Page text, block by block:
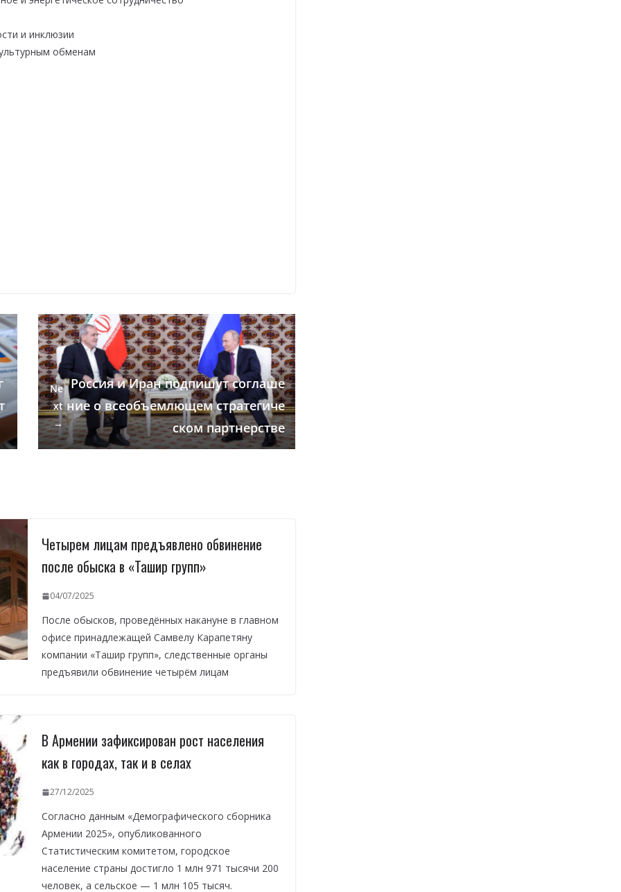
и инклюзии
обменам
Ne
xt
→
Россия и Иран подпишут соглаше
ние о всеобъемлющем стратегиче
ском партнерстве
Четырем лицам предъявлено обвинение
после обыска в «Ташир групп»
04/07/2025
После обысков, проведённых накануне в главном
офисе принадлежащей Самвелу Карапетяну
компании «Ташир групп», следственные органы
предъявили обвинение четырём лицам
В Армении зафиксирован рост населения
как в городах, так и в селах
27/12/2025
Согласно данным «Демографического сборника
Армении 2025», опубликованного
Статистическим комитетом, городское
население страны достигло 1 млн 971 тысячи 200
человек, а сельское — 1 млн 105 тысяч.